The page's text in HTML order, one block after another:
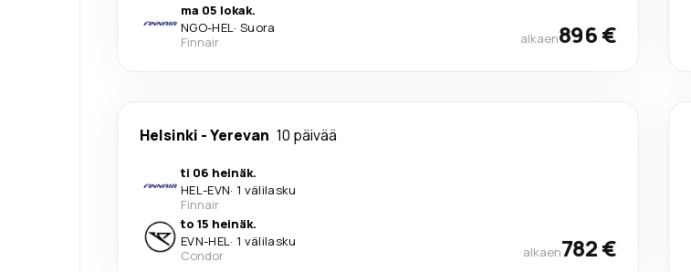
ma 05 lokak.
NGO-HEL· Suora
Finnair
alkaen896 €
Helsinki -Yerevan 10 päivää
ti 06 heinäk.
HEL-EVN· 1 välilasku
Finnair
to 15 heinäk.
EVN-HEL· 1 välilasku
Condor
alkaen782 €